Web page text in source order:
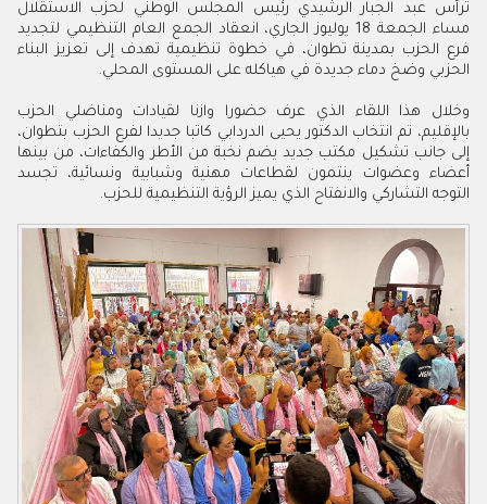
ترأس عبد الجبار الرشيدي رئيس المجلس الوطني لحزب الاستقلال
مساء الجمعة 18 يوليوز الجاري، انعقاد الجمع العام التنظيمي لتجديد
فرع الحزب بمدينة تطوان، في خطوة تنظيمية تهدف إلى تعزيز البناء
الحزبي وضخ دماء جديدة في هياكله على المستوى المحلي.
وخلال هذا اللقاء الذي عرف حضورا وازنا لقيادات ومناضلي الحزب
بالإقليم، تم انتخاب الدكتور يحيى الدردابي كاتبا جديدا لفرع الحزب بتطوان،
إلى جانب تشكيل مكتب جديد يضم نخبة من الأطر والكفاءات، من بينها
أعضاء وعضوات ينتمون لقطاعات مهنية وشبابية ونسائية، تجسد
التوجه التشاركي والانفتاح الذي يميز الرؤية التنظيمية للحزب.